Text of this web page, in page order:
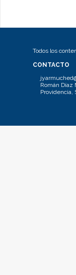
Todos los
CONTACTO
Román Díaz
Providencia,